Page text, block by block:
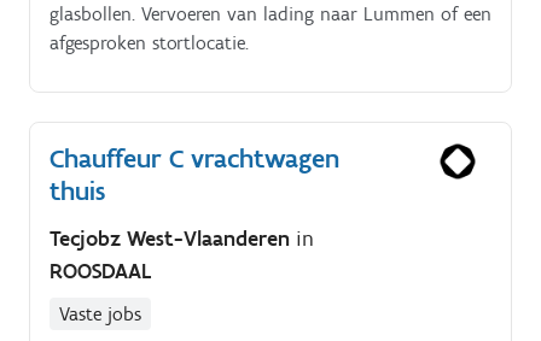
glasbollen. Vervoeren van lading naar Lummen of een
afgesproken stortlocatie.
Chauffeur C vrachtwagen
thuis
Tecjobz West-Vlaanderen in
ROOSDAAL
Vaste jobs